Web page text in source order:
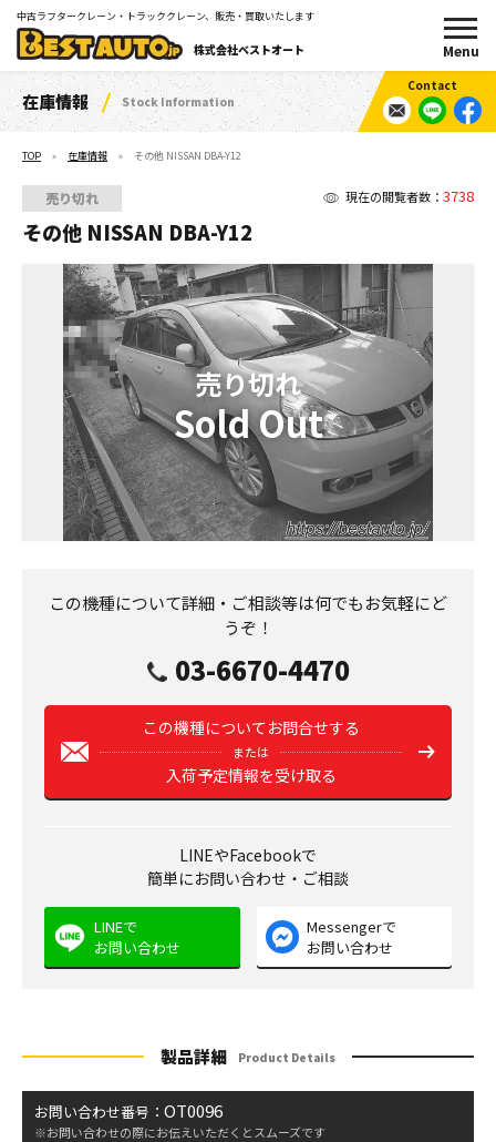
中古ラフタークレーン・トラッククレーン、販売・買取いたします
株式会社ベストオート
在庫情報 Stock Information
TOP 在庫情報 その他 NISSAN DBA-Y12
現在の閲覧者数： 3738
売り切れ
その他 NISSAN DBA-Y12
この機種について詳細・ご相談等は何でもお気軽にど
うぞ！
03-6670-4470
この機種についてお問合せする
または
入荷予定情報を受け取る
LINEやFacebookで
簡単にお問い合わせ・ご相談
LINEで
お問い合わせ
Messengerで
お問い合わせ
製品詳細 Product Details
お問い合わせ番号： OT0096
※お問い合わせの際にお伝えいただくとスムーズです